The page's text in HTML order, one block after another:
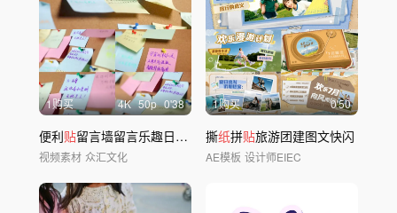
1购买 4K 50p 0'38
便利贴留言墙留言乐趣日记墙 贴纸心愿贴祝福
视频素材 众汇文化
1购买 0'50
撕纸拼贴旅游团建图文快闪
AE模板 设计师EIEC